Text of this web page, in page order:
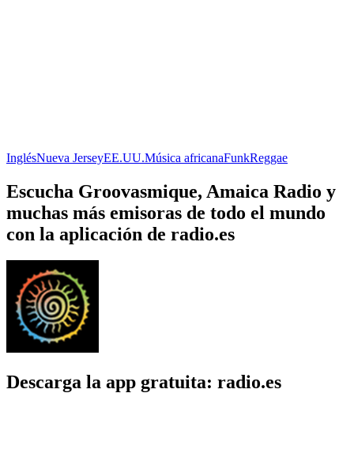
InglésNueva JerseyEE.UU.Música africanaFunkReggae
Escucha Groovasmique, Amaica Radio y
muchas más emisoras de todo el mundo
con la aplicación de radio.es
Descarga la app gratuita: radio.es